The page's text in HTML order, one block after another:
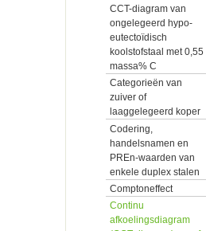
CCT-diagram van
ongelegeerd hypo-
eutectoïdisch
koolstofstaal met 0,55
massa% C
Categorieën van
zuiver of
laaggelegeerd koper
Codering,
handelsnamen en
PREn-waarden van
enkele duplex stalen
Comptoneffect
Continu
afkoelingsdiagram